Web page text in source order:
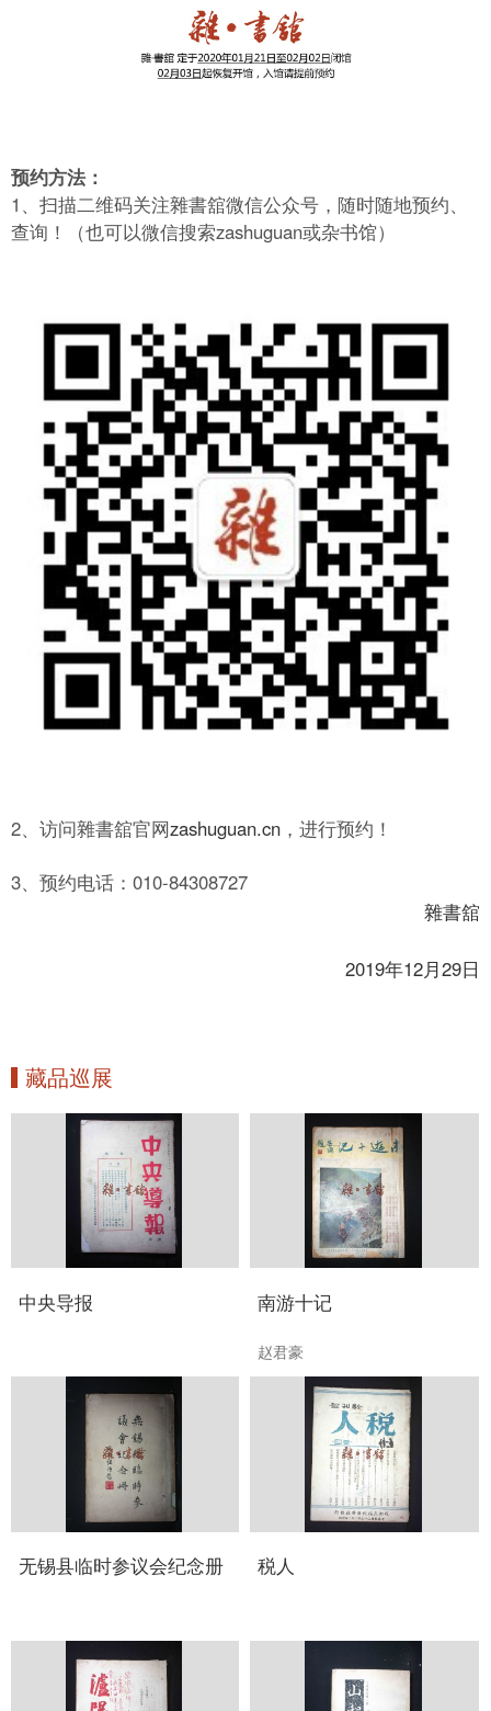
预约方法：
1、扫描二维码关注雜書舘微信公众号，随时随地预约、
查询！（也可以微信搜索zashuguan或杂书馆）
2、访问雜書舘官网zashuguan.cn，进行预约！
3、预约电话：010-84308727
雜書舘
2019年12月29日
藏品巡展
中央导报 南游十记
赵君豪
无锡县临时参议会纪念册 税人